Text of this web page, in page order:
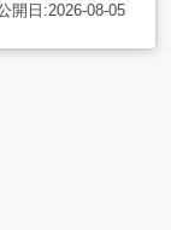
開日:2026-08-05